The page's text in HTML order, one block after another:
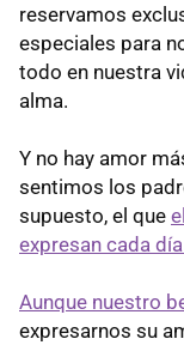
reservamos
especiales para
todo en nuestra
alma.
Y no hay amor
sentimos los
supuesto, el que
expresan cada
Aunque nuestro
expresarnos su